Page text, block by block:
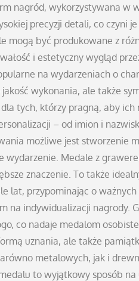
nagród, wykorzystywana w
precyzji detali, co czyni
mogą być produkowane z
i estetyczny wygląd
na wydarzeniach o
wykonania, ale także
tych, którzy pragną, aby ich
– od imion i
możliwe jest stworzenie
Medale z
znaczenie. To także
lat, przypominając o
na indywidualizacji nagrody.
co nadaje medalom
uznania, ale także
metalowych, jak i
to wyjątkowy sposób